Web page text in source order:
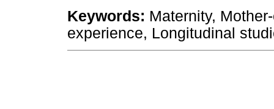
Keywords: Maternity,
experience, Longitudinal